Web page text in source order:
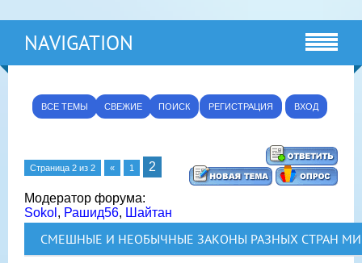
NAVIGATION
ВСЕ ТЕМЫ СВЕЖИЕ ПОИСК РЕГИСТРАЦИЯ ВХОД
Страница 2 из 2 « 1 2
Модератор форума:
Sokol , Рашид56, Шайтан
СМЕШНЫЕ И НЕОБЫЧНЫЕ ЗАКОНЫ РАЗНЫХ СТРАН